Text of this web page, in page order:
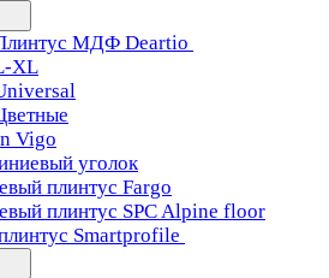
МДФ Deartio
XL
Vigo
уголок
плинтус Fargo
плинтус SPC Alpine floor
Smartprofile